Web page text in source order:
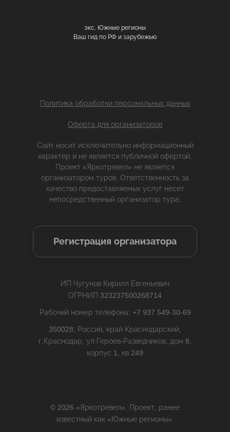
экс. Южные регионы
Ваш гид по РФ и зарубежью
Политика обработки персональных данных
Оферта для организаторов
Сайт носит исключительно информационный
характер и не является публичной офертой.
Проект «Яркотревел» не является
организатором туров. Ответственность за
качество предоставляемых услуг несет
непосредственный организатор тура.
Регистрация организатора
ИП Чугунов Кирилл Евгеньевич
ОГРНИП 323237500268714
Рабочий номер телефона: +7 937 549-30-69
350028, Россия, край Краснодарский,
г.Краснодар, ул Героев-Разведчиков, дом 8,
корпус 1, кв 249
© 2026 «Яркотревел». Проект, ранее
известный как «Южные регионы».